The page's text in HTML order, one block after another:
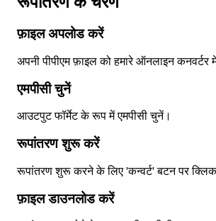
फ़ाइल अपलोड करें
अपनी पीपीएम फ़ाइल को हमारे ऑनलाइन
एमपीसी चुनें
आउटपुट फॉर्मेट के रूप में एमपीसी चुनें।
रूपांतरण शुरू करें
रूपांतरण शुरू करने के लिए 'कन्वर्ट' बटन पर
फ़ाइल डाउनलोड करें